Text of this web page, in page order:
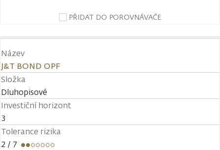
PŘIDAT DO POROVNÁVAČE
Název
J&T BOND OPF
Složka
Dluhopisové
Investiční horizont
3
Tolerance rizika
2 / 7